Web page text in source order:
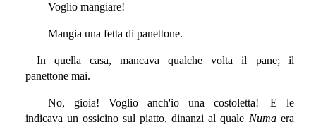
—Voglio mangiare!
—Mangia una fetta di panettone.
In quella casa, mancava qualche volta il pane; il
panettone mai.
—No, gioia! Voglio anch'io una costoletta!—E le
indicava un ossicino sul piatto, dinanzi al quale Numaera